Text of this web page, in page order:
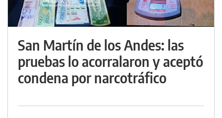
San Martín de los Andes: las
pruebas lo acorralaron y aceptó
condena por narcotráfico